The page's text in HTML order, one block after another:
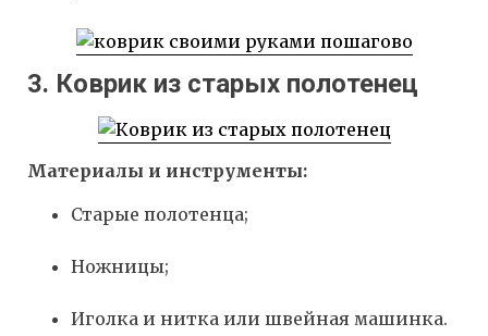
3. Коврик из старых полотенец
Материалы и инструменты:
Старые полотенца;
Ножницы;
Иголка и нитка или швейная машинка.